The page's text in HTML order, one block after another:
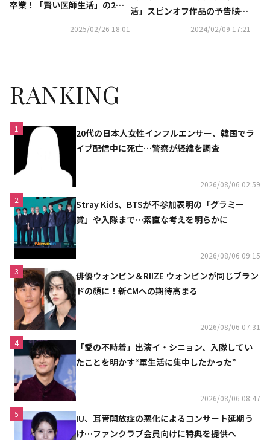
卒業！「賢い医師生活」の2人
2025/02/26 18:01
活」スピンオフ作品の予告映像
が解禁！2024年上半期に放送へ
2024/02/09 17:21
RANKING
1
20代の日本人女性インフルエンサー、韓国でラ
イブ配信中に死亡…警察が経緯を調査
2026/08/06 02:59
2
Stray Kids、BTSが不参加表明の「グラミー
賞」や入隊まで…素直な考えを明らかに
2026/08/06 09:15
3
俳優ウォンビン＆RIIZE ウォンビンが同じブラン
ドの顔に！新CMへの期待高まる
2026/08/06 07:31
4
「愛の不時着」出演イ・シニョン、入隊してい
たことを明かす“軍生活に集中したかった”
2026/08/06 08:47
5
IU、耳管開放症の悪化によるコンサート延期う
け…ファンクラブ会員向けに特典を提供へ